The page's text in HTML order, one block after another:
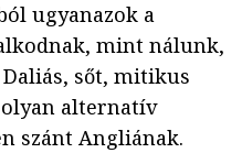
ugyanazok a
mint nálunk,
sőt, mitikus
alternatív
szánt Angliának.